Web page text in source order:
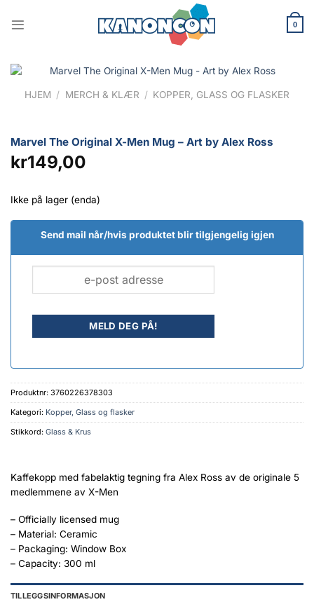
0
HJEM / MERCH & KLÆR / KOPPER, GLASS OG FLASKER
Marvel The Original X-Men Mug – Art by Alex Ross
kr149,00
Ikke på lager (enda)
Send mail når/hvis produktet blir tilgjengelig igjen
Produktnr: 3760226378303
Kategori: Kopper, Glass og flasker
Stikkord: Glass & Krus
Kaffekopp med fabelaktig tegning fra Alex Ross av de originale 5
medlemmene av X-Men
– Officially licensed mug
– Material: Ceramic
– Packaging: Window Box
– Capacity: 300 ml
TILLEGGSINFORMASJON